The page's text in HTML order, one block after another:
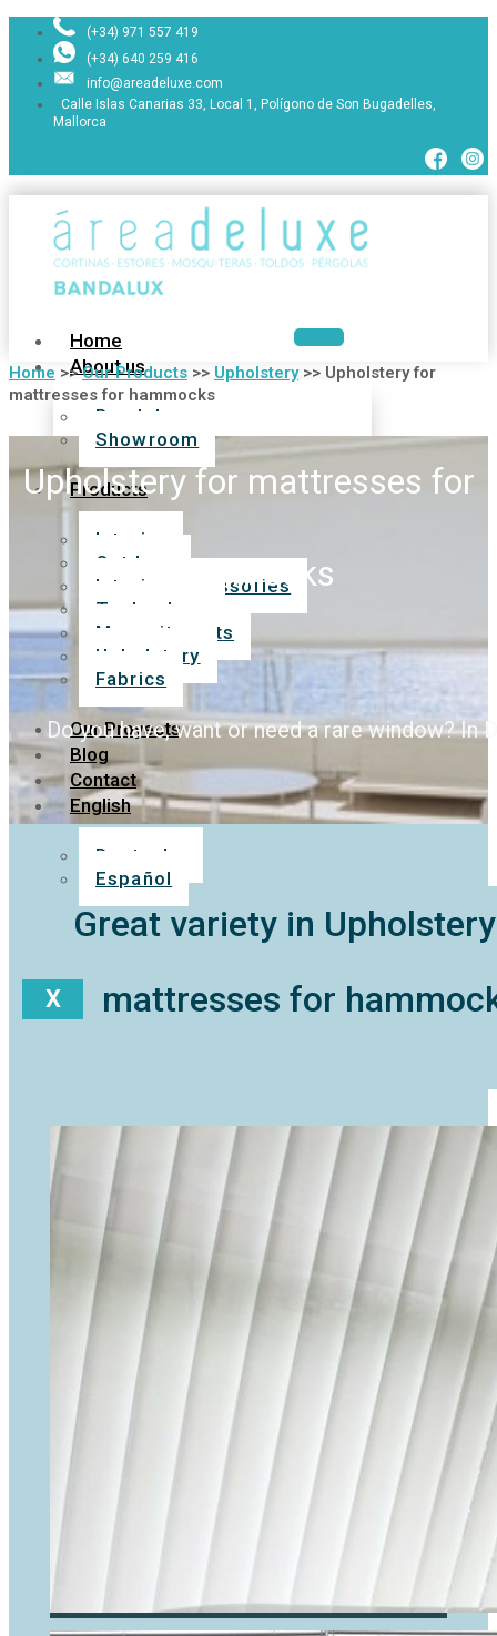
(+34) 971 557 419
(+34) 640 259 416
info@areadeluxe.com
Calle Islas Canarias 33, Local 1, Polígono de Son Bugadelles,
Mallorca
Home
About us
Bandalux
Showroom
Products
Interior
Outdoor
Interior accessories
Technology
Mosquito nets
Upholstery
Fabrics
Our Proyects
Blog
Contact
English
Deutsche
Español
X
Home >>Our Products >> Upholstery>> Upholstery for
mattresses for hammocks
Upholstery for mattresses for
hammocks
Do you have, want or need a rare window? In
Great variety in
mattresses for